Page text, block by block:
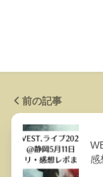
前の記事
感